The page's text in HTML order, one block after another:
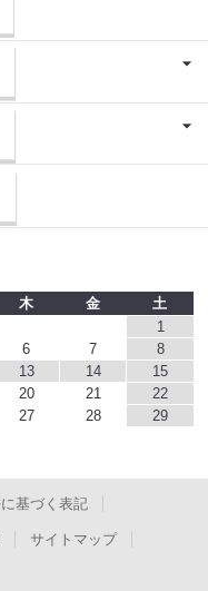
木 金
土
1
6 7
8
13 14
15
20 21
22
27 28
29
基づく表記
サイトマップ